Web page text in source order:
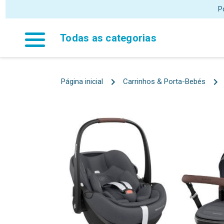
Todas as categorias
Página inicial Carrinhos & Porta-Bebés